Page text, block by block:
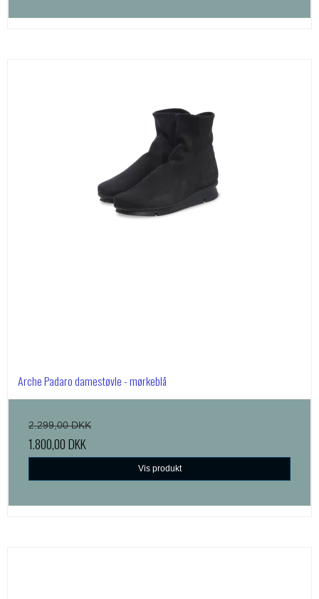
Arche Padaro damestøvle - mørkeblå
2.299,00 DKK
1.800,00 DKK
Vis produkt